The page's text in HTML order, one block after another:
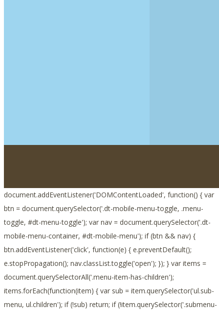
document.addEventListener('DOMContentLoaded', function() { var
btn = document.querySelector('.dt-mobile-menu-toggle, .menu-
toggle, #dt-menu-toggle'); var nav = document.querySelector('.dt-
mobile-menu-container, #dt-mobile-menu'); if (btn && nav) {
btn.addEventListener('click', function(e) { e.preventDefault();
e.stopPropagation(); nav.classList.toggle('open'); }); } var items =
document.querySelectorAll('.menu-item-has-children');
items.forEach(function(item) { var sub = item.querySelector('ul.sub-
menu, ul.children'); if (!sub) return; if (!item.querySelector('.submenu-